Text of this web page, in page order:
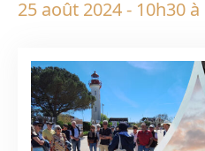
25 août 2024 - 10h30 à